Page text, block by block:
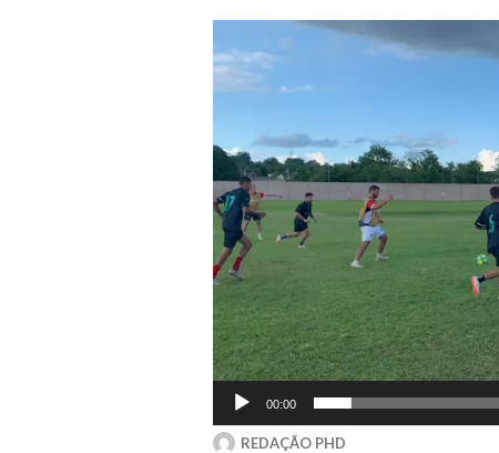
de
00:00
REDAÇÃO PHD